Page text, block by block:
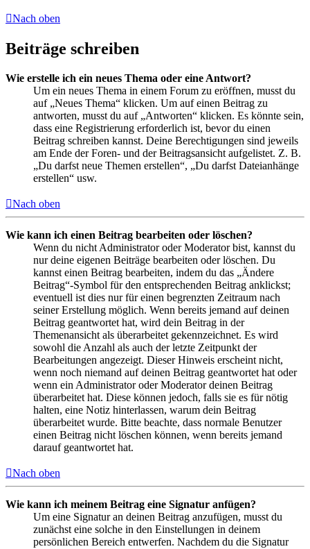
Nach oben
Beiträge schreiben
Wie erstelle ich ein neues Thema oder eine Antwort?
Um ein neues Thema in einem Forum zu eröffnen, musst du
auf „Neues Thema“ klicken. Um auf einen Beitrag zu
antworten, musst du auf „Antworten“ klicken. Es könnte sein,
dass eine Registrierung erforderlich ist, bevor du einen
Beitrag schreiben kannst. Deine Berechtigungen sind jeweils
am Ende der Foren- und der Beitragsansicht aufgelistet. Z. B.
„Du darfst neue Themen erstellen“, „Du darfst Dateianhänge
erstellen“ usw.
Nach oben
Wie kann ich einen Beitrag bearbeiten oder löschen?
Wenn du nicht Administrator oder Moderator bist, kannst du
nur deine eigenen Beiträge bearbeiten oder löschen. Du
kannst einen Beitrag bearbeiten, indem du das „Ändere
Beitrag“-Symbol für den entsprechenden Beitrag anklickst;
eventuell ist dies nur für einen begrenzten Zeitraum nach
seiner Erstellung möglich. Wenn bereits jemand auf deinen
Beitrag geantwortet hat, wird dein Beitrag in der
Themenansicht als überarbeitet gekennzeichnet. Es wird
sowohl die Anzahl als auch der letzte Zeitpunkt der
Bearbeitungen angezeigt. Dieser Hinweis erscheint nicht,
wenn noch niemand auf deinen Beitrag geantwortet hat oder
wenn ein Administrator oder Moderator deinen Beitrag
überarbeitet hat. Diese können jedoch, falls sie es für nötig
halten, eine Notiz hinterlassen, warum dein Beitrag
überarbeitet wurde. Bitte beachte, dass normale Benutzer
einen Beitrag nicht löschen können, wenn bereits jemand
darauf geantwortet hat.
Nach oben
Wie kann ich meinem Beitrag eine Signatur anfügen?
Um eine Signatur an deinen Beitrag anzufügen, musst du
zunächst eine solche in den Einstellungen in deinem
persönlichen Bereich entwerfen. Nachdem du die Signatur